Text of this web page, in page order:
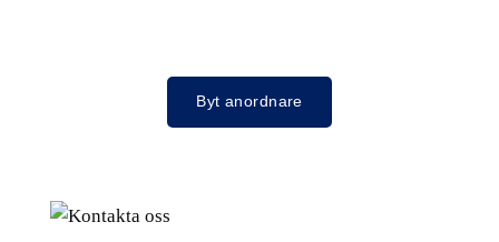
Byt anordnare